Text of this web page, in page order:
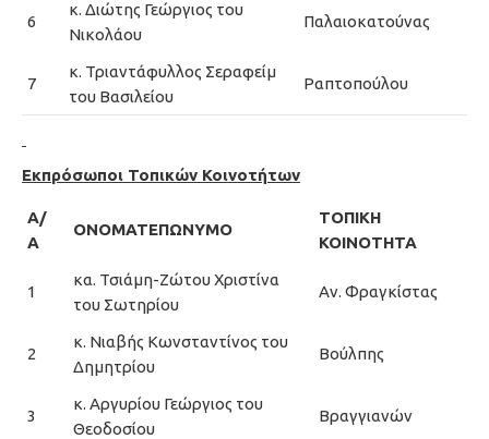
6
κ. Διώτης Γεώργιος του
Νικολάου
Παλαιοκατούνας
7
κ. Τριαντάφυλλος Σεραφείμ
του Βασιλείου
Ραπτοπούλου
Εκπρόσωποι Τοπικών Κοινοτήτων
Α/
Α
ΟΝΟΜΑΤΕΠΩΝΥΜΟ
ΤΟΠΙΚΗ
ΚΟΙΝΟΤΗΤΑ
1
κα. Τσιάμη-Ζώτου Χριστίνα
του Σωτηρίου
Αν. Φραγκίστας
2
κ. Νιαβής Κωνσταντίνος του
Δημητρίου
Βούλπης
3
κ. Αργυρίου Γεώργιος του
Θεοδοσίου
Βραγγιανών